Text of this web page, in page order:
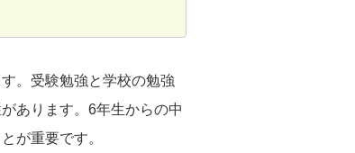
。受験勉強と学校の勉強
あります。6年生からの中
が重要です。